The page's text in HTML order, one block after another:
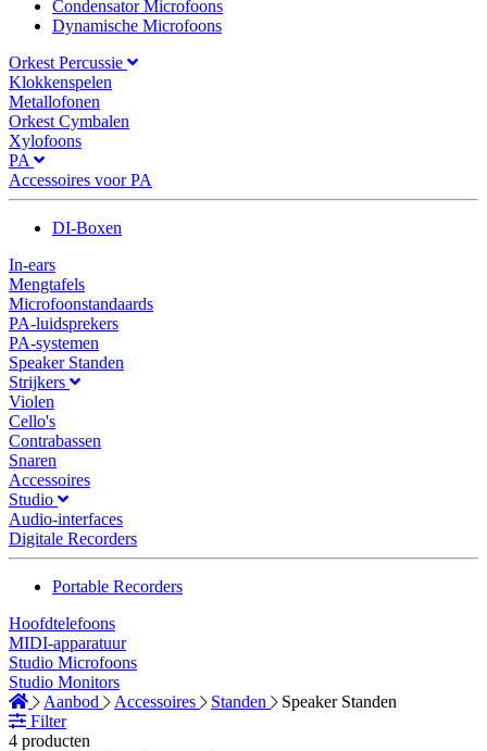
Condensator Microfoons
Dynamische Microfoons
Orkest Percussie
Klokkenspelen
Metallofonen
Orkest Cymbalen
Xylofoons
PA
Accessoires voor PA
DI-Boxen
In-ears
Mengtafels
Microfoonstandaards
PA-luidsprekers
PA-systemen
Speaker Standen
Strijkers
Violen
Cello's
Contrabassen
Snaren
Accessoires
Studio
Audio-interfaces
Digitale Recorders
Portable Recorders
Hoofdtelefoons
MIDI-apparatuur
Studio Microfoons
Studio Monitors
Aanbod
Accessoires Standen
Speaker Standen
Filter
4 producten